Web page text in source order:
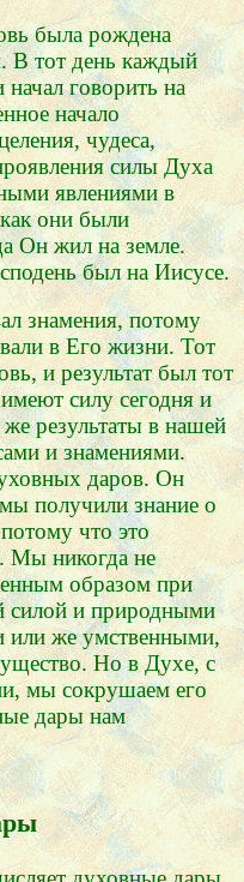
была рождена
В тот день каждый
говорить на
начало
чудеса,
силы Духа
явлениями в
они были
Он жил на земле.
был на Иисусе.
знамения, потому
в Его жизни. Тот
и результат был тот
силу сегодня и
результаты в нашей
и знамениями.
даров. Он
получили знание о
что это
Мы никогда не
образом при
силой и природными
или же умственными,
Но в Духе, с
мы сокрушаем его
дары нам